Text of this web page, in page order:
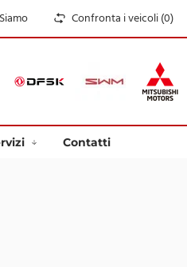
Confronta i veicoli (0)
Contatti